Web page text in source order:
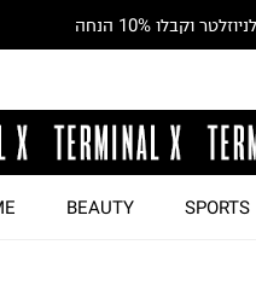
וקבלו 10% הנחה
SPORTS
BEAUTY